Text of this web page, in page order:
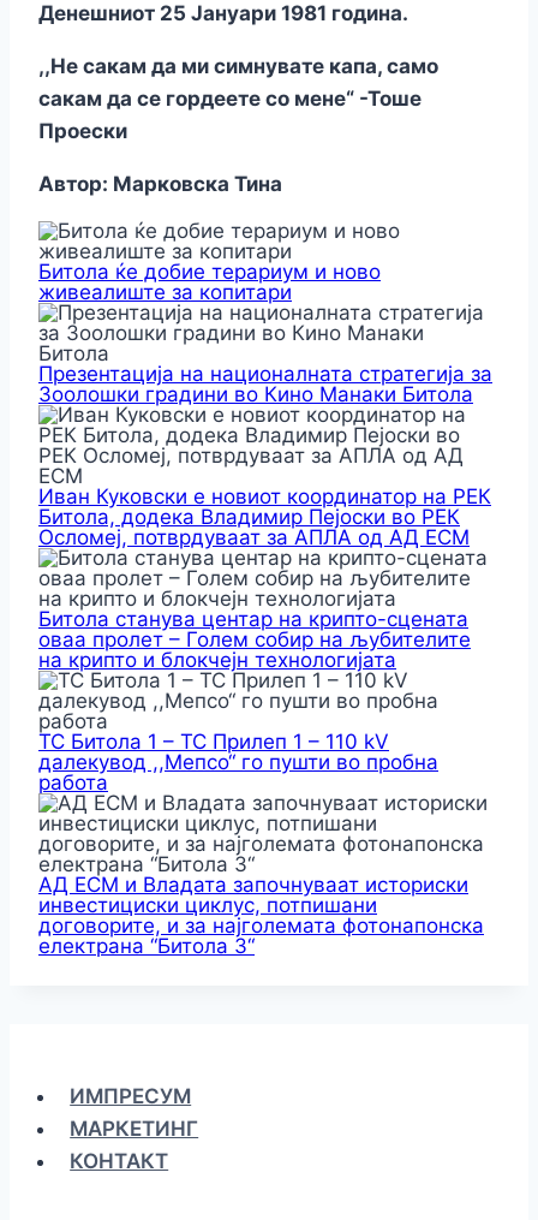
Денешниот 25 Јануари 1981 година.
,,Не сакам да ми симнувате капа, само
сакам да се гордеете со мене“ -Тоше
Проески
Автор: Марковска Тина
Битола ќе добие терариум и ново
живеалиште за копитари
Презентација на националната стратегија за
Зоолошки градини во Кино Манаки Битола
Иван Куковски е новиот координатор на РЕК
Битола, додека Владимир Пејоски во РЕК
Осломеј, потврдуваат за АПЛА од АД ЕСМ
Битола станува центар на крипто-сцената
оваа пролет – Голем собир на љубителите
на крипто и блокчејн технологијата
ТС Битола 1 – ТС Прилеп 1 – 110 kV
далекувод ,,Мепсо“ го пушти во пробна
работа
АД ЕСМ и Владата започнуваат историски
инвестициски циклус, потпишани
договорите, и за најголемата фотонапонска
електрана “Битола 3“
ИМПРЕСУМ
МАРКЕТИНГ
КОНТАКТ